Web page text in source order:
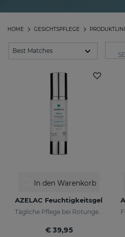
GESICHTSPFLEGE
HOME
In den Warenkorb
AZELAC Feuchtigkeitsgel
Tägliche Pflege bei Rötungen und empfindlicher Haut
€ 39,95